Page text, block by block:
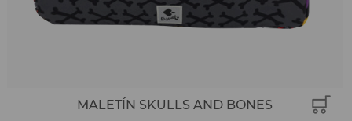
MALETÍN SKULLS AND BONES